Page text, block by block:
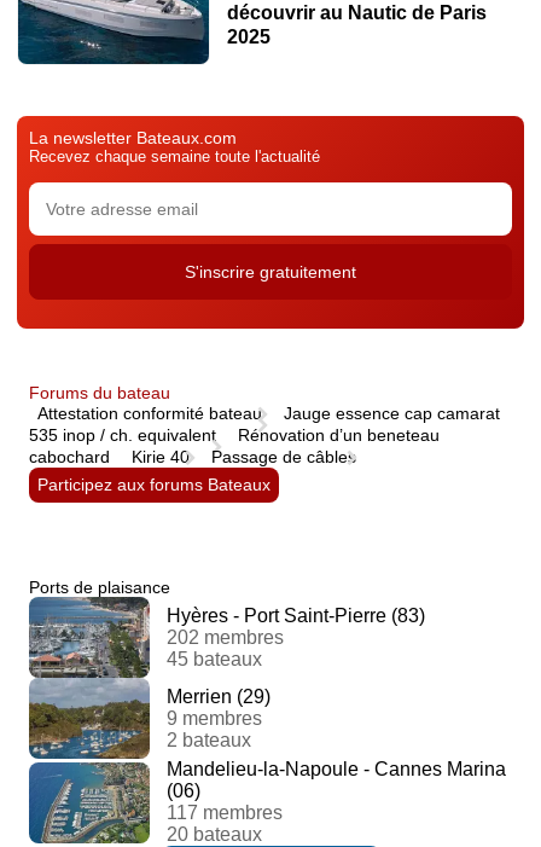
découvrir au Nautic de Paris
2025
La newsletter Bateaux.com
Recevez chaque semaine toute l'actualité
Forums du bateau
Attestation conformité bateau
Jauge essence cap camarat
535 inop / ch. equivalent
Rénovation d’un beneteau
cabochard
Kirie 40
Passage de câbles
Participez aux forums Bateaux
Ports de plaisance
Hyères - Port Saint-Pierre (83)
202 membres
45 bateaux
Merrien (29)
9 membres
2 bateaux
Mandelieu-la-Napoule - Cannes Marina
(06)
117 membres
20 bateaux